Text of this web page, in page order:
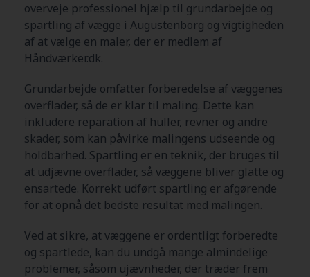
overveje professionel hjælp til grundarbejde og
spartling af vægge i Augustenborg og vigtigheden
af at vælge en maler, der er medlem af
Håndværker.dk.
Grundarbejde omfatter forberedelse af væggenes
overflader, så de er klar til maling. Dette kan
inkludere reparation af huller, revner og andre
skader, som kan påvirke malingens udseende og
holdbarhed. Spartling er en teknik, der bruges til
at udjævne overflader, så væggene bliver glatte og
ensartede. Korrekt udført spartling er afgørende
for at opnå det bedste resultat med malingen.
Ved at sikre, at væggene er ordentligt forberedte
og spartlede, kan du undgå mange almindelige
problemer, såsom ujævnheder, der træder frem